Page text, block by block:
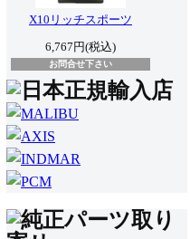
X10リッチスポーツ
6,767円(税込)
お問合せ下さい